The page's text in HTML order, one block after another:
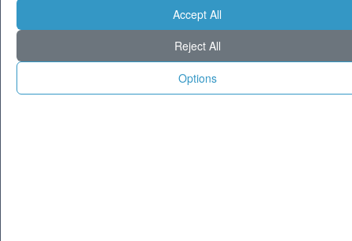
© 1995-2025 Tecnoseek da 30 anni cataloghiamo il meglio di Internet.
Accept All
Reject All
Options